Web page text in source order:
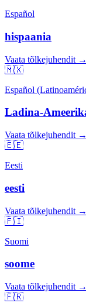
Español
hispaania
Vaata tõlkejuhendit →
🇲🇽
Español
Ladina-
Vaata tõlkejuhendit →
🇪🇪
Eesti
eesti
Vaata tõlkejuhendit →
🇫🇮
Suomi
soome
Vaata tõlkejuhendit →
🇫🇷